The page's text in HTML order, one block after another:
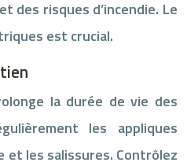
des risques d’incendie. Le
est crucial.
la durée de vie des
les appliques
et les salissures. Contrôlez